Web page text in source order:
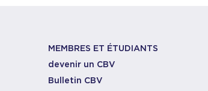
MEMBRES ET ÉTUDIANTS
devenir un CBV
Bulletin CBV